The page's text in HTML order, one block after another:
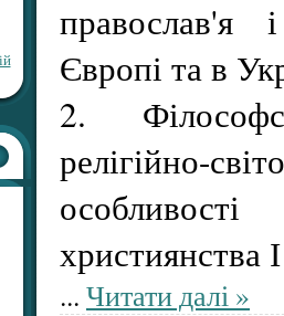
православ'я
Європі та в
2.
релігійно-
християнства
... Читати далі »